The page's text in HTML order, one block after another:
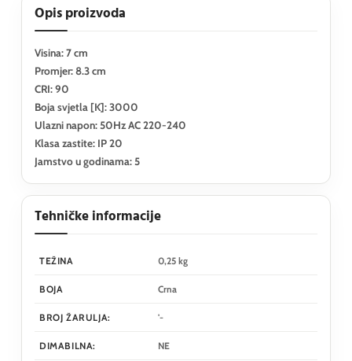
Opis proizvoda
Visina: 7 cm
Promjer: 8.3 cm
CRI: 90
Boja svjetla [K]: 3000
Ulazni napon: 50Hz AC 220-240
Klasa zastite: IP 20
Jamstvo u godinama: 5
Tehničke informacije
TEŽINA 0,25 kg
BOJA Crna
BROJ ŽARULJA: '-
DIMABILNA: NE